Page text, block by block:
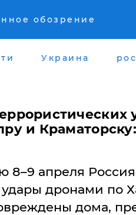
обозрение
Украина
и
8–9 апреля
дронами по
дома,